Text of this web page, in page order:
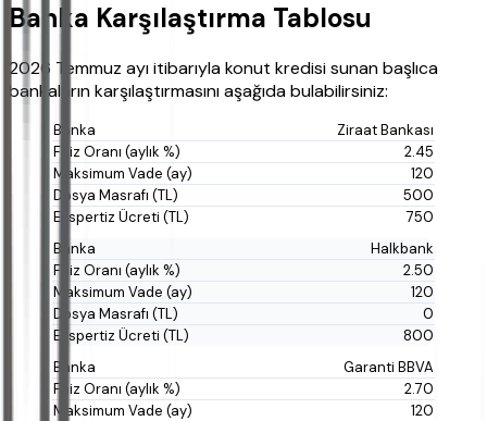
Banka Karşılaştırma Tablosu
2026 Temmuz ayı itibarıyla konut kredisi sunan başlıca
bankaların karşılaştırmasını aşağıda bulabilirsiniz:
Ziraat Bankası
2.45
120
500
750
Halkbank
2.50
120
0
800
Garanti BBVA
2.70
120